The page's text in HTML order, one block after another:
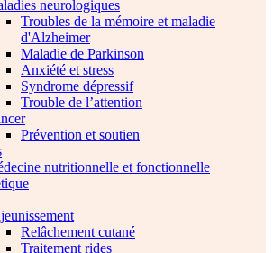
neurologiques
Troubles de la mémoire et maladie
d'Alzheimer
Maladie de Parkinson
Anxiété et stress
Syndrome dépressif
Trouble de l’attention
Prévention et soutien
nutritionnelle et fonctionnelle
Relâchement cutané
Traitement rides